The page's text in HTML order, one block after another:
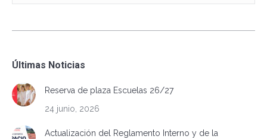
Últimas Noticias
Reserva de plaza Escuelas 26/27
24 junio, 2026
Actualización del Reglamento Interno y de la